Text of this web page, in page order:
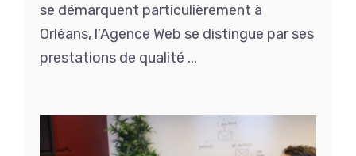
se démarquent particulièrement à
Orléans, l’Agence Web se distingue par ses
prestations de qualité ...